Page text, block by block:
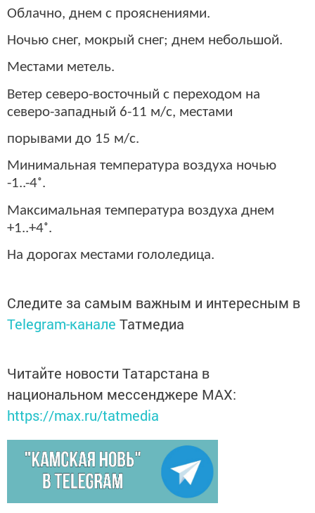
Облачно, днем с прояснениями.
Ночью снег, мокрый снег; днем небольшой.
Местами метель.
Ветер северо-восточный с переходом на
северо-западный 6-11 м/с, местами
порывами до 15 м/с.
Минимальная температура воздуха ночью
-1..-4˚.
Максимальная температура воздуха днем
+1..+4˚.
На дорогах местами гололедица.
Следите за самым важным и интересным в
Telegram-канале Татмедиа
Читайте новости Татарстана в
национальном мессенджере MАХ:
https://max.ru/tatmedia